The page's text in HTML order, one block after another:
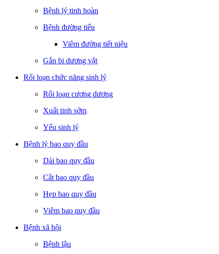
Bệnh lý tinh hoàn
Bệnh đường tiểu
Viêm đường tiết niệu
Gắn bi dương vật
Rối loạn chức năng sinh lý
Rối loạn cương dương
Xuất tinh sớm
Yếu sinh lý
Bệnh lý bao quy đầu
Dài bao quy đầu
Cắt bao quy đầu
Hẹp bao quy đầu
Viêm bao quy đầu
Bệnh xã hội
Bệnh lậu